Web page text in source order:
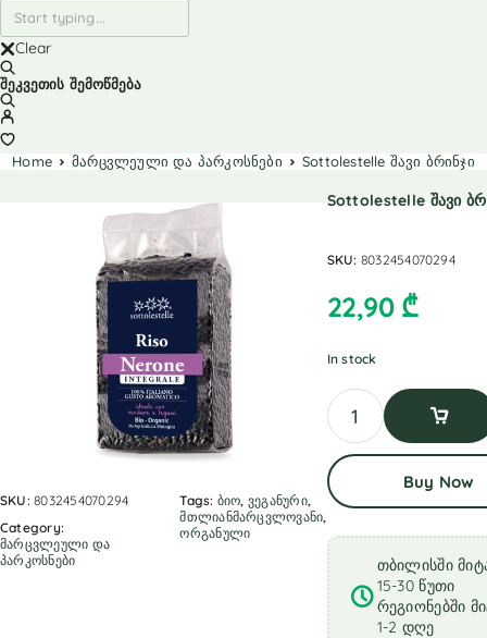
Clear
შეკვეთის შემოწმება
Home მარცვლეული და პარკოსნები Sottolestelle შავი ბრინჯი
SKU:8032454070294
Category:
მარცვლეული და
პარკოსნები
Tags: ბიო ვეგანური,
მთლიანმარცვლოვანი
ორგანული
Sottolestelle შავი
SKU: 8032454070294
22,90 ₾
In stock
To
Cart
Buy Now
თბილისში
15-30 წუთი
რეგიონებში
1-2 დღე